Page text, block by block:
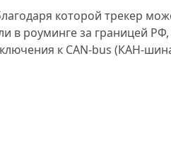
которой трекер
роуминге за границей
к CAN-bus (КАН-